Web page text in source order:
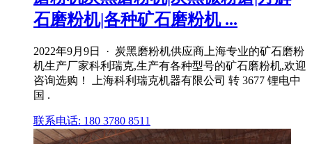
石磨粉机|各种矿石磨粉机 ...
2022年9月9日 · 炭黑磨粉机供应商上海专业的矿石磨粉
机生产厂家科利瑞克,生产有各种型号的矿石磨粉机,欢迎
咨询选购！ 上海科利瑞克机器有限公司 转 3677 锂电中
国 .
联系电话: 180 3780 8511